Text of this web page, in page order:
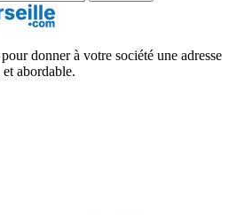
donner à votre société une adresse
abordable.